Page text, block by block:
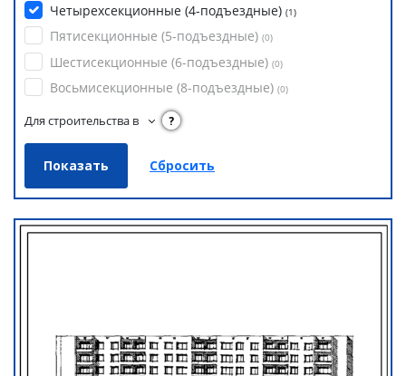
Четырехсекционные (4-подъездные) (1)
Пятисекционные (5-подъездные) (0)
Шестисекционные (6-подъездные) (0)
Восьмисекционные (8-подъездные) (0)
Для строительства в ?